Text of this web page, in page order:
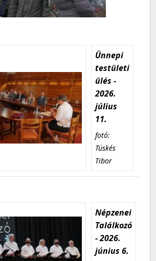
Ünnepi
testületi
ülés -
2026.
július
11.
fotó:
Tüskés
Tibor
Népzenei
Találkozó
- 2026.
június 6.